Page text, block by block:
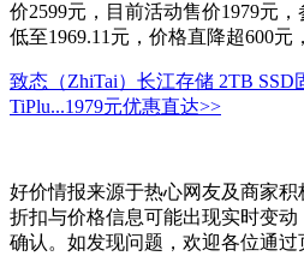
价2599元，目前活动售价1979元
低至1969.11元，价格直降超600元
致态（ZhiTai）长江存储 2TB SSD
TiPlu...1979元优惠直达>>
好价情报来源于热心网友及商家
折扣与价格信息可能出现实时变
确认。如发现问题，欢迎各位通过